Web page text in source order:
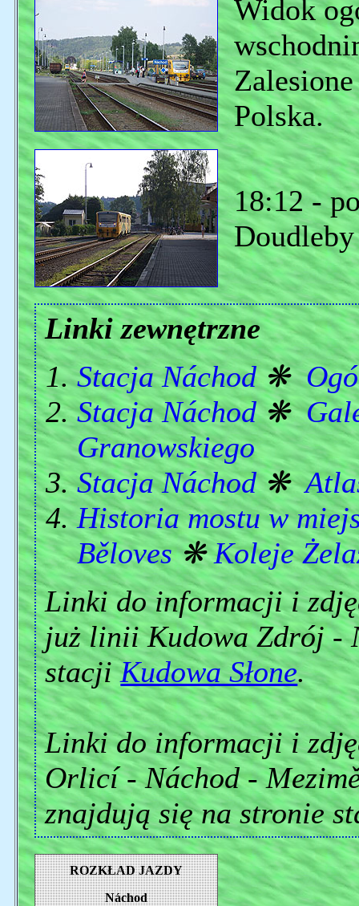
Widok
Polska.
18:12 -
Linki zewnętrzne
Stacja Náchod❋
Stacja Náchod❋
Granowskiego
Stacja Náchod❋
Historia mostu w
Běloves❋Koleje
Linki do informacji i
już linii Kudowa Zdrój -
stacjiKudowa Słone.
Linki do informacji i
Orlicí - Náchod -
znajdują się na stronie
ROZKŁAD JAZDY
Náchod